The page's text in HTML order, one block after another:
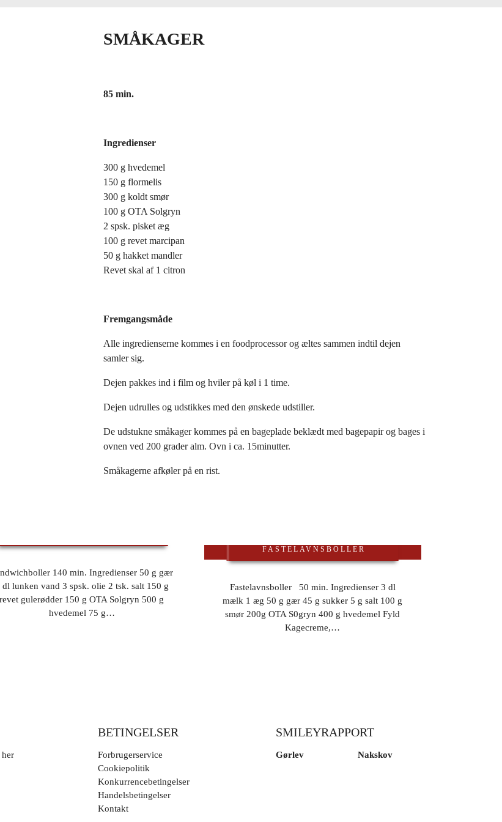
140 min. Ingredienser 50 g gær
dl lunken vand 3 spsk. olie 2 tsk. salt 150 g
revet gulerødder 150 g OTA Solgryn 500 g
hvedemel 75 g…
FASTELAVNSBOLLER
Fastelavnsboller 50 min. Ingredienser 3 dl
mælk 1 æg 50 g gær 45 g sukker 5 g salt 100 g
smør 200g OTA S0gryn 400 g hvedemel Fyld
Kagecreme,…
SMÅKAGER
85 min.
Ingredienser
300 g hvedemel
150 g flormelis
300 g koldt smør
100 g OTA Solgryn
2 spsk. pisket æg
100 g revet marcipan
50 g hakket mandler
Revet skal af 1 citron
Fremgangsmåde
Alle ingredienserne kommes i en foodprocessor og æltes sammen indtil dejen
samler sig.
Dejen pakkes ind i film og hviler på køl i 1 time.
Dejen udrulles og udstikkes med den ønskede udstiller.
De udstukne småkager kommes på en bageplade beklædt med bagepapir og bages i
ovnen ved 200 grader alm. Ovn i ca. 15minutter.
Småkagerne afkøler på en rist.
BETINGELSER
Forbrugerservice
Cookiepolitik
Konkurrencebetingelser
Handelsbetingelser
Kontakt
SMILEYRAPPORT
Gørlev Nakskov